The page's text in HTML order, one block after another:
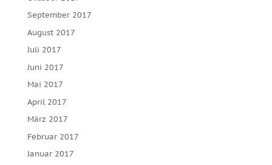
September 2017
August 2017
Juli 2017
Juni 2017
Mai 2017
April 2017
März 2017
Februar 2017
Januar 2017